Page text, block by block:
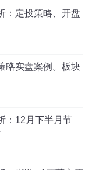
：定投策略、开盘
略实盘案例。板块
：12月下半月节